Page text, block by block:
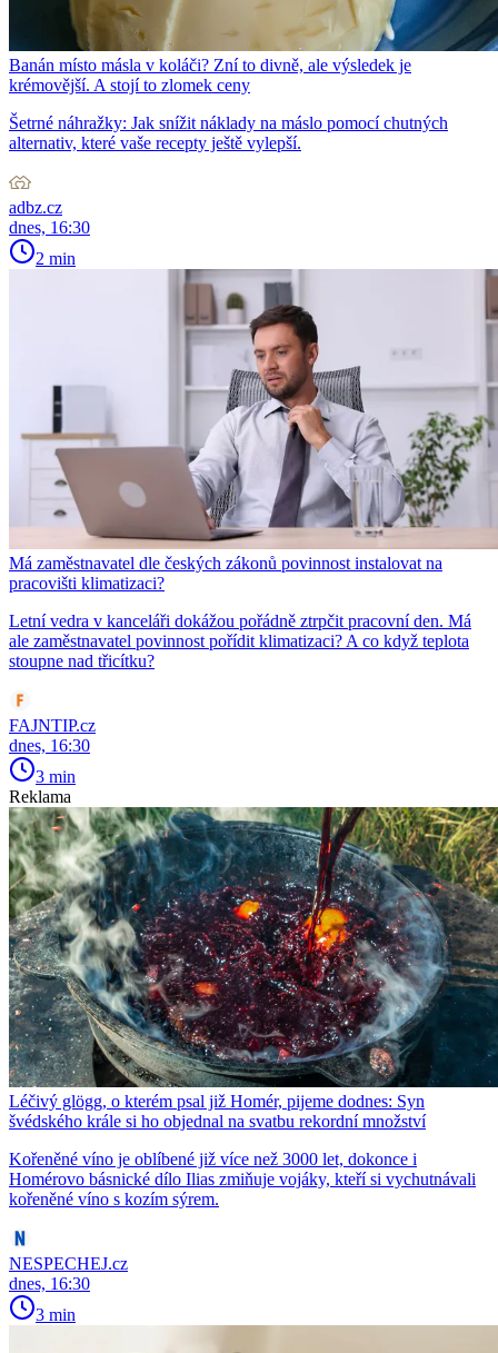
Banán místo másla v koláči? Zní to divně, ale výsledek je
krémovější. A stojí to zlomek ceny
Šetrné náhražky: Jak snížit náklady na máslo pomocí chutných
alternativ, které vaše recepty ještě vylepší.
adbz.cz
dnes, 16:30
2 min
Má zaměstnavatel dle českých zákonů povinnost instalovat na
pracovišti klimatizaci?
Letní vedra v kanceláři dokážou pořádně ztrpčit pracovní den. Má
ale zaměstnavatel povinnost pořídit klimatizaci? A co když teplota
stoupne nad třicítku?
FAJNTIP.cz
dnes, 16:30
3 min
Reklama
Léčivý glögg, o kterém psal již Homér, pijeme dodnes: Syn
švédského krále si ho objednal na svatbu rekordní množství
Kořeněné víno je oblíbené již více než 3000 let, dokonce i
Homérovo básnické dílo Ilias zmiňuje vojáky, kteří si vychutnávali
kořeněné víno s kozím sýrem.
NESPECHEJ.cz
dnes, 16:30
3 min